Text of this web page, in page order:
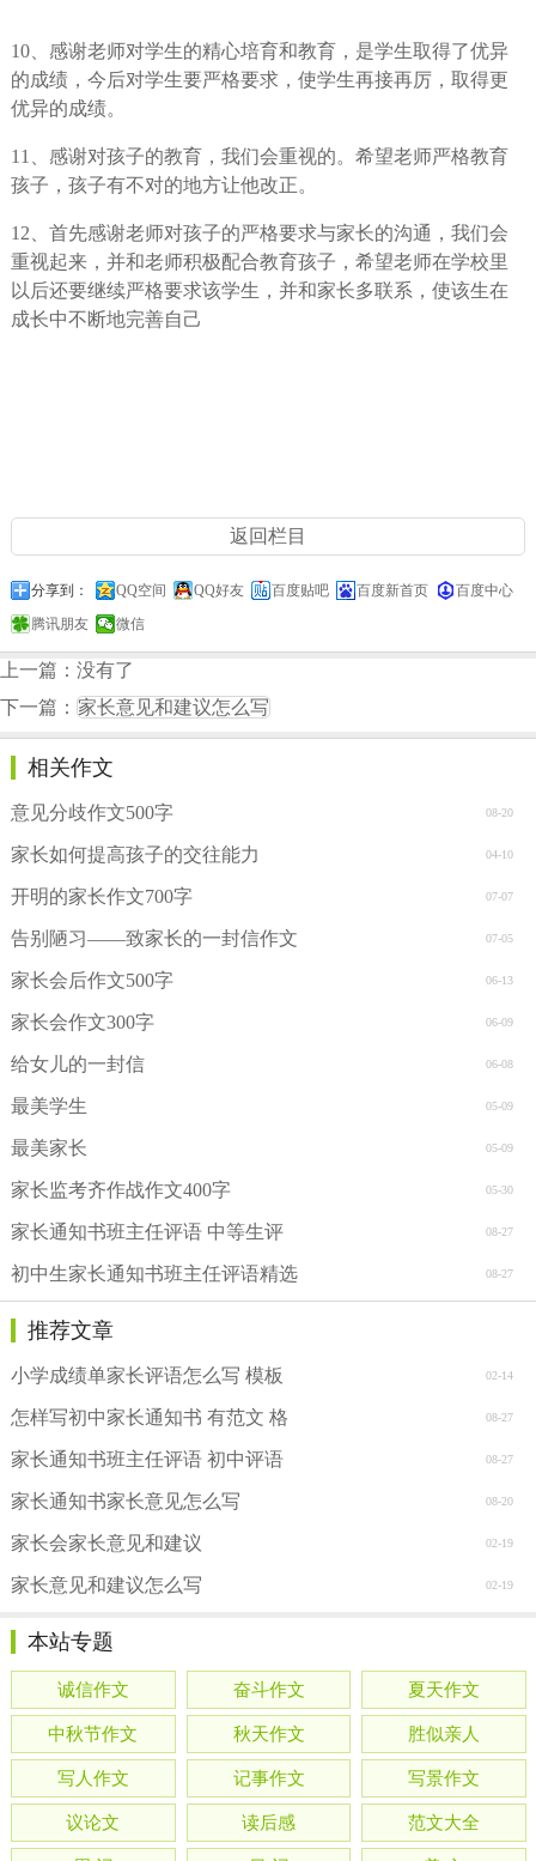
10、感谢老师对学生的精心培育和教育，是学生取得了优异
的成绩，今后对学生要严格要求，使学生再接再厉，取得更
优异的成绩。
11、感谢对孩子的教育，我们会重视的。希望老师严格教育
孩子，孩子有不对的地方让他改正。
12、首先感谢老师对孩子的严格要求与家长的沟通，我们会
重视起来，并和老师积极配合教育孩子，希望老师在学校里
以后还要继续严格要求该学生，并和家长多联系，使该生在
成长中不断地完善自己
返回栏目
分享到： QQ空间 QQ好友 百度贴吧 百度新首页
百度中心
腾讯朋友
微信
上一篇：没有了
下一篇： 家长意见和建议怎么写
相关作文
08-20
意见分歧作文500字
04-10
家长如何提高孩子的交往能力
07-07
开明的家长作文700字
07-05
告别陋习——致家长的一封信作文
06-13
家长会后作文500字
06-09
家长会作文300字
06-08
给女儿的一封信
05-09
最美学生
05-09
最美家长
05-30
家长监考齐作战作文400字
08-27
家长通知书班主任评语 中等生评
08-27
初中生家长通知书班主任评语精选
推荐文章
02-14
小学成绩单家长评语怎么写 模板
08-27
怎样写初中家长通知书 有范文 格
08-27
家长通知书班主任评语 初中评语
08-20
家长通知书家长意见怎么写
02-19
家长会家长意见和建议
02-19
家长意见和建议怎么写
本站专题
诚信作文 奋斗作文 夏天作文
中秋节作文 秋天作文 胜似亲人
写人作文 记事作文 写景作文
议论文 读后感 范文大全